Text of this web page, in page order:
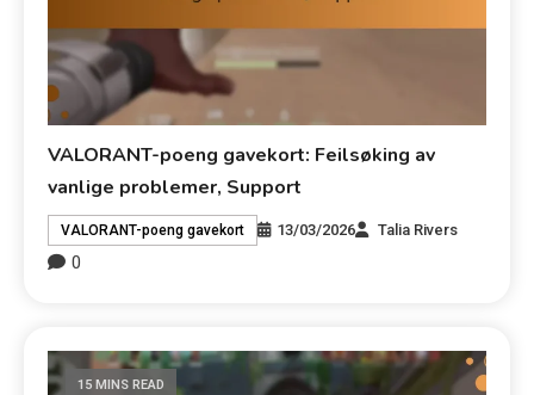
VALORANT-poeng gavekort: Feilsøking av
vanlige problemer, Support
VALORANT-poeng gavekort 13/03/2026 Talia Rivers
0
15 MINS READ